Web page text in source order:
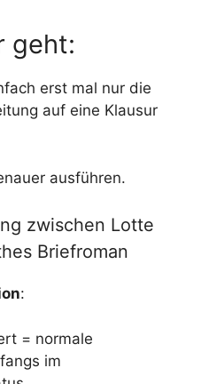
geht:
erst mal nur die
auf eine Klausur
ausführen.
zwischen Lotte
Briefroman
:
= normale
im